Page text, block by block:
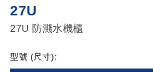
27U
27U 防濺水機櫃
型號 (尺寸):